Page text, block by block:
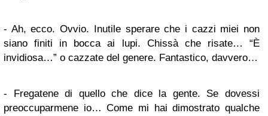
- Ah, ecco. Ovvio. Inutile sperare che i cazzi miei non
siano finiti in bocca ai lupi. Chissà che risate… “È
invidiosa…” o cazzate del genere. Fantastico, davvero…
- Fregatene di quello che dice la gente. Se dovessi
preoccuparmene io… Come mi hai dimostrato qualche